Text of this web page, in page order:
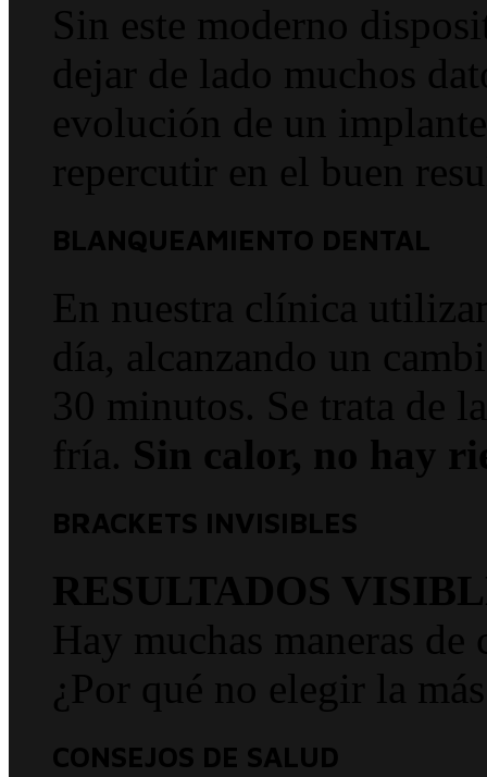
Sin este moderno
dejar de lado muchos
evolución de un
repercutir en el buen
BLANQUEAMIENTO DENTAL
En nuestra clínica
día, alcanzando un
30 minutos. Se trata de
fría. Sin calor, no hay
BRACKETS INVISIBLES
RESULTADOS
Hay muchas maneras
¿Por qué no elegir la
CONSEJOS DE SALUD